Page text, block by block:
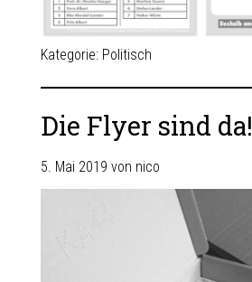
Kategorie: Politisch
Die Flyer sind da!
5. Mai 2019 von nico